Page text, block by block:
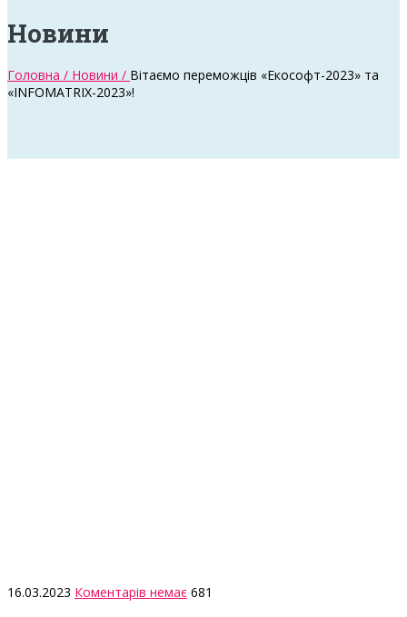
Новини
Головна / Новини / Вітаємо переможців «Екософт-2023» та
«INFOMATRIX-2023»!
16.03.2023 Коментарів немає 681